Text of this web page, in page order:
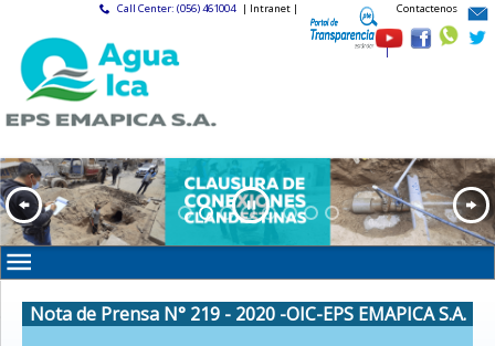
Call Center: (056) 461004 | Intranet |
|
Contactenos
Nota de Prensa N° 219 - 2020 -OIC-EPS EMAPICA S.A.